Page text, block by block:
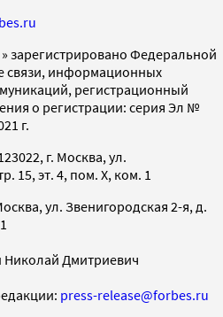
» зарегистрировано Федеральной
связи, информационных
регистрационный
о регистрации: серия Эл №
г.
г. Москва, ул.
15, эт. 4, пом. X, ком. 1
ул. Звенигородская 2-я, д.
Николай Дмитриевич
press-release@forbes.ru